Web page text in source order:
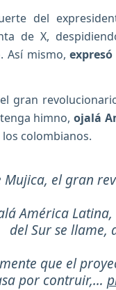
del
de X,
Así mismo,
gran
himno, ojalá
colombianos.
Mujica, el gran
América
del Sur se llame,
que el
por contruir,…